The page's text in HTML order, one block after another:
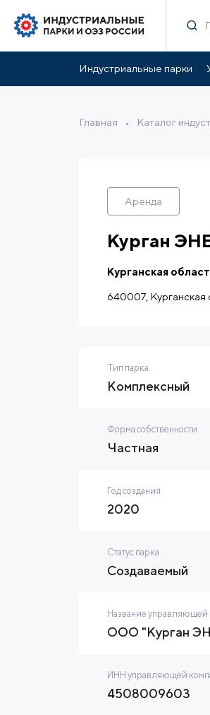
Индустриальные парки
Главная • Каталог
Характеристики
Аренда
Курган
Курганская
640007, Курганская
Тип парка
Комплексный
Форма собственности
Частная
Год создания
2020
Статус парка
Создаваемый
Название управляющей
ООО "Курган
ИНН управляющей
4508009603